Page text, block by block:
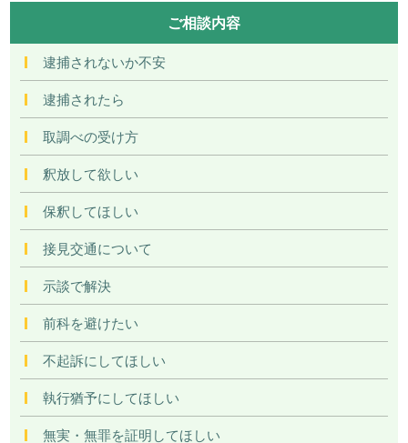
ご相談内容
逮捕されないか不安
逮捕されたら
取調べの受け方
釈放して欲しい
保釈してほしい
接見交通について
示談で解決
前科を避けたい
不起訴にしてほしい
執行猶予にしてほしい
無実・無罪を証明してほしい